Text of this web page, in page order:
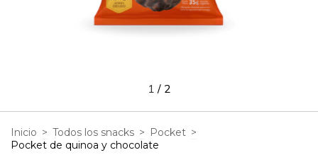
1/ 2
Inicio > Todos los snacks > Pocket >
Pocket de quinoa y chocolate